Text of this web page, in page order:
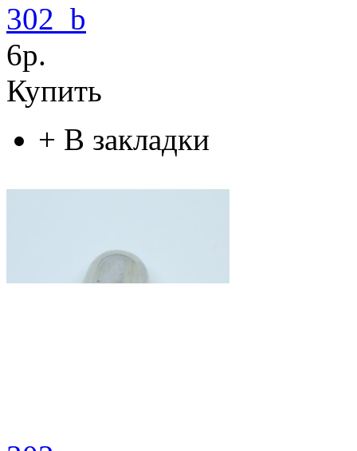
302_b
6р.
Купить
+ В закладки